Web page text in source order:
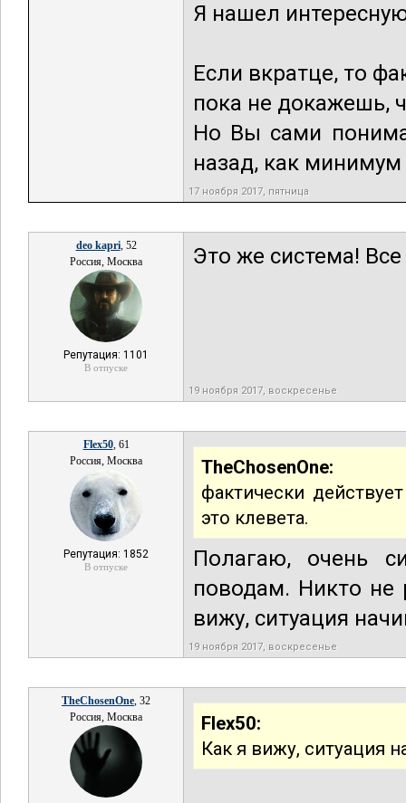
Я нашел
Если вкратце, то
пока не докажешь,
Но Вы сами
назад, как минимум
17 ноября 2017, пятница
deo kapri, 52
Россия, Москва
Репутация: 1101
В отпуске
Это же система!
19 ноября 2017, воскресенье
Flex50, 61
Россия, Москва
Репутация: 1852
В отпуске
TheChosenOne:
фактически
это клевета.
Полагаю, очень
поводам. Никто не
вижу, ситуация
19 ноября 2017, воскресенье
TheChosenOne, 32
Россия, Москва
Flex50:
Как я вижу, ситуация